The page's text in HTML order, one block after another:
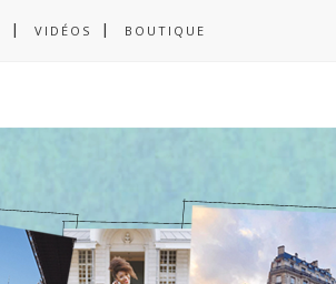
VIDÉOS BOUTIQUE